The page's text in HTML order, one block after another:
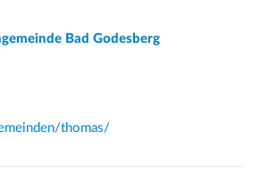
Bad Godesberg
thomas/